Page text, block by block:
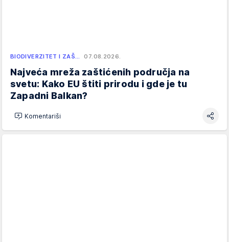
BIODIVERZITET I ZAŠ… 07.08.2026.
Najveća mreža zaštićenih područja na
svetu: Kako EU štiti prirodu i gde je tu
Zapadni Balkan?
Komentariši